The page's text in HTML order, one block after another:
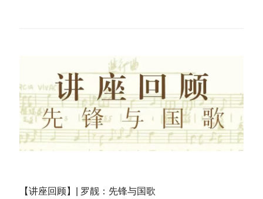
【讲座回顾】| 罗靓：先锋与国歌